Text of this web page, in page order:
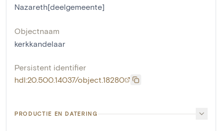
Nazareth[deelgemeente]
Objectnaam
kerkkandelaar
Persistent identifier
hdl:20.500.14037/object.18280
PRODUCTIE EN DATERING